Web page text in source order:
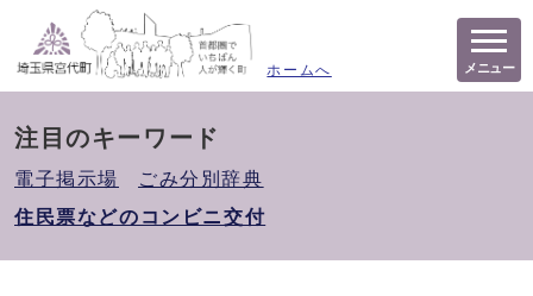
ホームへ メニュー
注目のキーワード
電子掲示場
ごみ分別辞典
住民票などのコンビニ交付